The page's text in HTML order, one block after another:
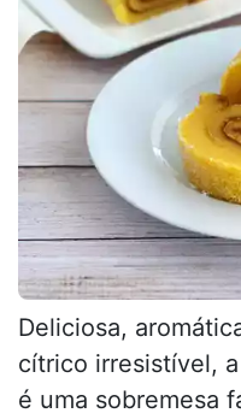
Deliciosa,
cítrico irresistível,
é uma sobremesa